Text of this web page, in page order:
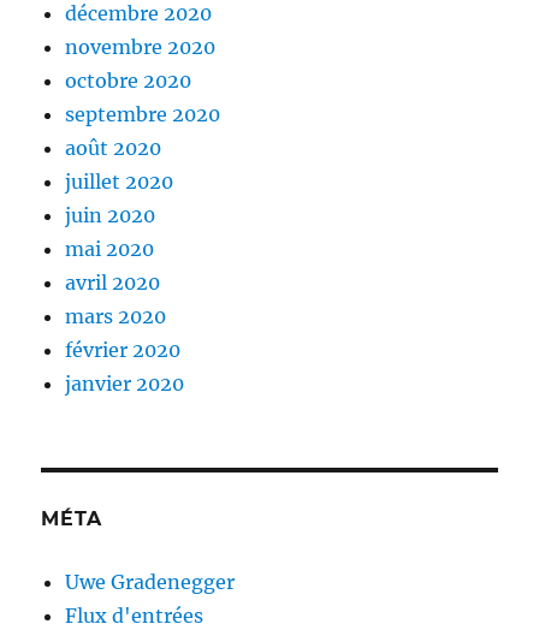
décembre 2020
novembre 2020
octobre 2020
septembre 2020
août 2020
juillet 2020
juin 2020
mai 2020
avril 2020
mars 2020
février 2020
janvier 2020
MÉTA
Uwe Gradenegger
Flux d'entrées